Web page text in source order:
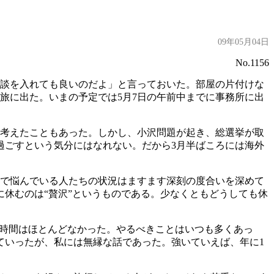
09年05月04日
No.1156
を入れても良いのだよ」と言っておいた。部屋の片付けな
に出た。いまの予定では5月7日の午前中までに事務所に出
えたこともあった。しかし、小沢問題が起き、総選挙が取
すという気分にはなれない。だから3月半ばころには海外
悩んでいる人たちの状況はますます深刻の度合いを深めて
むのは“贅沢”というものである。少なくともどうしても休
間はほとんどなかった。やるべきことはいつも多くあっ
ったが、私には無縁な話であった。強いていえば、年に1